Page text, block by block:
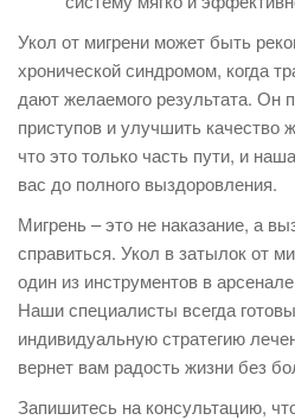
Укол от мигрени может быть
хронической синдромом, когда
дают желаемого результата. Он
приступов и улучшить качество
что это только часть пути, и
вас до полного выздоровления.
Мигрень – это не наказание, а
справиться. Укол в затылок от
один из инструментов в
Наши специалисты всегда
индивидуальную стратегию
вернет вам радость жизни без
Запишитесь на консультацию,